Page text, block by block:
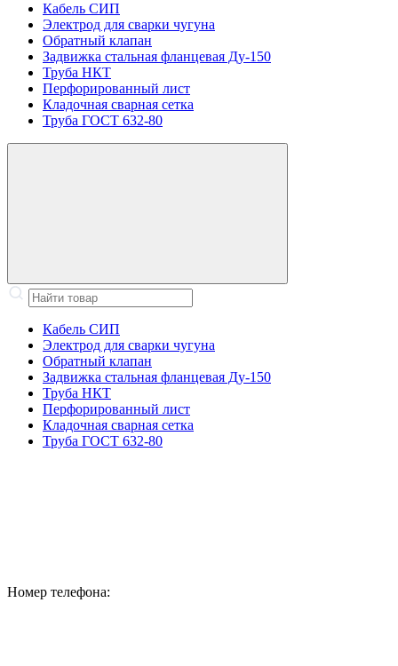
Кабель СИП
Электрод для сварки чугуна
Обратный клапан
Задвижка стальная фланцевая Ду-150
Труба НКТ
Перфорированный лист
Кладочная сварная сетка
Труба ГОСТ 632-80
Кабель СИП
Электрод для сварки чугуна
Обратный клапан
Задвижка стальная фланцевая Ду-150
Труба НКТ
Перфорированный лист
Кладочная сварная сетка
Труба ГОСТ 632-80
Номер телефона: